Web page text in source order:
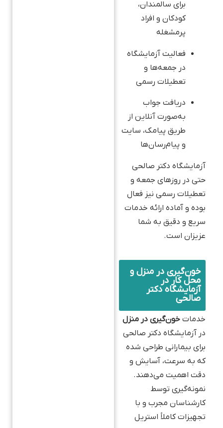
برای سالمندان،
کودکان و افراد
پرمشغله
فعالیت آزمایشگاه
در جمعه‌ها و
تعطیلات رسمی
دریافت جواب
به‌صورت آنلاین از
طریق پیامک، سایت
و پیام‌رسان‌ها
آزمایشگاه دکتر صالحی
حتی در روزهای جمعه و
تعطیلات رسمی نیز فعال
بوده و آماده ارائه خدمات
سریع و دقیق به شما
عزیزان است.
خون‌گیری در منزل و
محل کار در
آزمایشگاه دکتر
صالحی
خدمات خون‌گیری در منزل
در آزمایشگاه دکتر صالحی
برای بیمارانی طراحی شده
که به سرعت، آسایش و
دقت اهمیت می‌دهند.
نمونه‌گیری توسط
کارشناسان مجرب و با
تجهیزات کاملاً استریل